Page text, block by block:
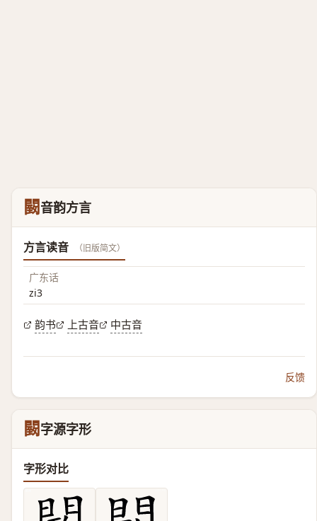
䦯 音韵方言
方言读音 （旧版简文）
广东话
zi3
韵书 上古音 中古音
反馈
䦯 字源字形
字形对比